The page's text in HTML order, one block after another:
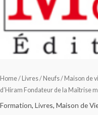
Home/ Livres/ Neufs/ Maison de
d’Hiram Fondateur de la Maîtrise
Formation, Livres, Maison de